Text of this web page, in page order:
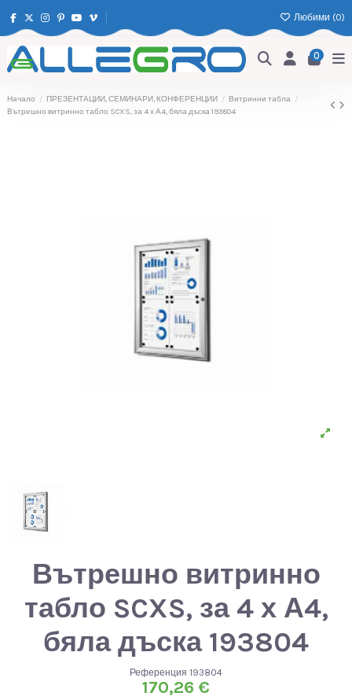
Любими (0)
0
Начало ПРЕЗЕНТАЦИИ, СЕМИНАРИ, КОНФЕРЕНЦИИ
Витринни табла
Вътрешно витринно табло SCXS, за 4 х А4, бяла дъска 193804
Вътрешно витринно
табло SCXS, за 4 х А4,
бяла дъска 193804
Референция 193804
170,26 €